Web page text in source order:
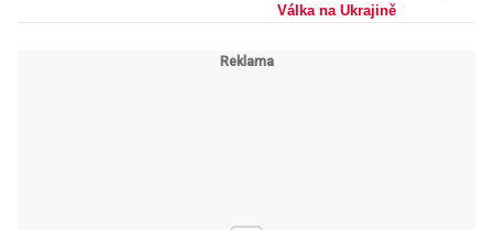
proputinovské
Válka na Ukrajině